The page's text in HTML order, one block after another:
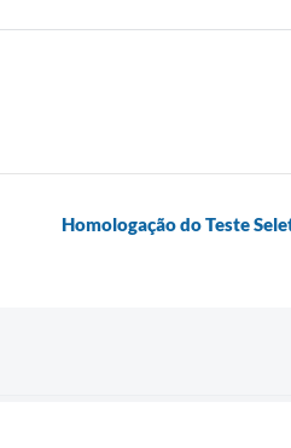
Homologação do Teste